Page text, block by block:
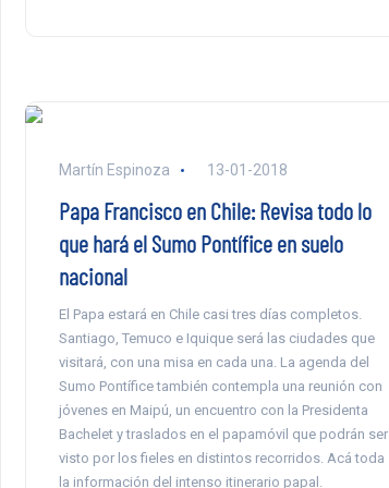
Martín Espinoza 13-01-2018
Papa Francisco en Chile: Revisa todo lo
que hará el Sumo Pontífice en suelo
nacional
El Papa estará en Chile casi tres días completos.
Santiago, Temuco e Iquique será las ciudades que
visitará, con una misa en cada una. La agenda del
Sumo Pontífice también contempla una reunión con
jóvenes en Maipú, un encuentro con la Presidenta
Bachelet y traslados en el papamóvil que podrán ser
visto por los fieles en distintos recorridos. Acá toda
la información del intenso itinerario papal.